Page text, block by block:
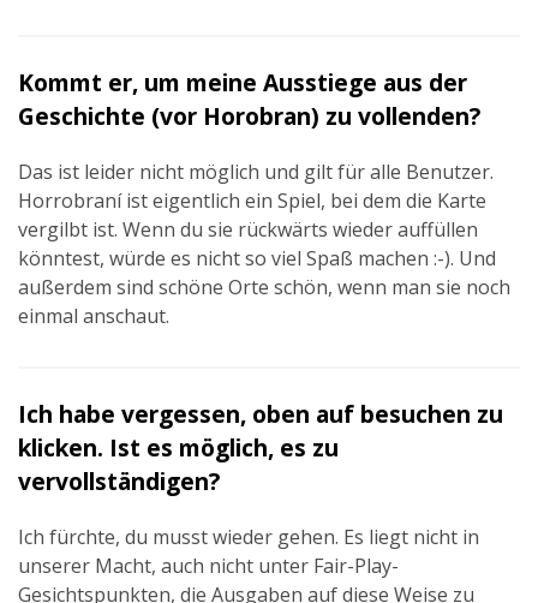
Kommt er, um meine Ausstiege aus der
Geschichte (vor Horobran) zu vollenden?
Das ist leider nicht möglich und gilt für alle Benutzer.
Horrobraní ist eigentlich ein Spiel, bei dem die Karte
vergilbt ist. Wenn du sie rückwärts wieder auffüllen
könntest, würde es nicht so viel Spaß machen :-). Und
außerdem sind schöne Orte schön, wenn man sie noch
einmal anschaut.
Ich habe vergessen, oben auf besuchen zu
klicken. Ist es möglich, es zu
vervollständigen?
Ich fürchte, du musst wieder gehen. Es liegt nicht in
unserer Macht, auch nicht unter Fair-Play-
Gesichtspunkten, die Ausgaben auf diese Weise zu